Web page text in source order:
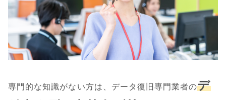
専門的な知識がない方は、データ復旧専門業者のデ